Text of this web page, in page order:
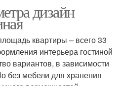
дизайн
квартиры – всего 33
интерьера гостиной
вариантов, в зависимости
без мебели для хранения